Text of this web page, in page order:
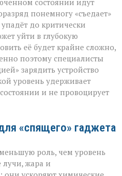
состоянии идут
понемногу «съедает»
до критически
уйти в глубокую
её будет крайне сложно,
поэтому специалисты
зарядить устройство
уровень удерживает
и не провоцирует
«спящего» гаджета
роль, чем уровень
жара и